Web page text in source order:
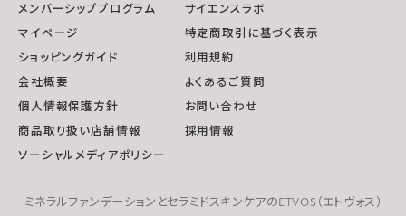
メンバーシッププログラム
サイエンスラボ
マイページ
特定商取引に基づく表示
ショッピングガイド
利用規約
会社概要
よくあるご質問
個人情報保護方針
お問い合わせ
商品取り扱い店舗情報
採用情報
ソーシャルメディアポリシー
ミネラルファンデーションとセラミドスキンケアのETVOS（エトヴォス）